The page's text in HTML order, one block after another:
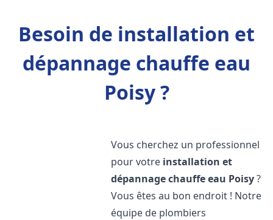
Besoin de installation et
dépannage chauffe eau
Poisy ?
Vous cherchez un professionnel
pour votre installation et
dépannage chauffe eau Poisy?
Vous êtes au bon endroit ! Notre
équipe de plombiers